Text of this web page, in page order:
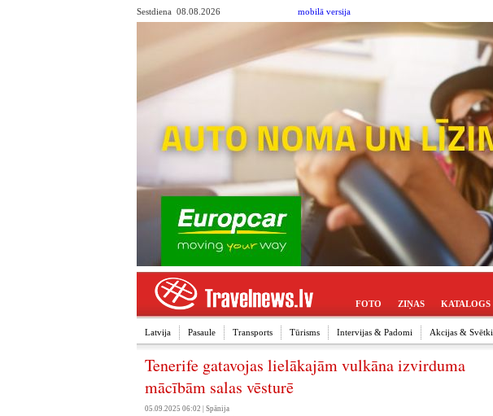
Sestdiena 08.08.2026 mobilā versija
FOTO ZIŅAS KATALOGS
Latvija Pasaule Transports Tūrisms Intervijas & Padomi Akcijas & Svētki
Tenerife gatavojas lielākajām vulkāna izvirduma
mācībām salas vēsturē
05.09.2025 06:02 | Spānija